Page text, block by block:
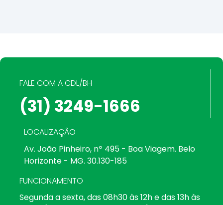
FALE COM A CDL/BH
(31) 3249-1666
LOCALIZAÇÃO
Av. João Pinheiro, nº 495 - Boa Viagem. Belo
Horizonte - MG. 30.130-185
FUNCIONAMENTO
Segunda a sexta, das 08h30 às 12h e das 13h às